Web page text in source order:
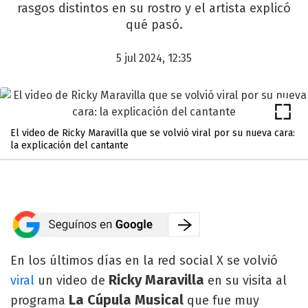
rasgos distintos en su rostro y el artista explicó
qué pasó.
5 jul 2024, 12:35
El video de Ricky Maravilla que se volvió viral por su nueva cara:
la explicación del cantante
En los últimos días en la red social X se volvió
viral un video de Ricky Maravilla en su visita al
programa La Cúpula Musical que fue muy